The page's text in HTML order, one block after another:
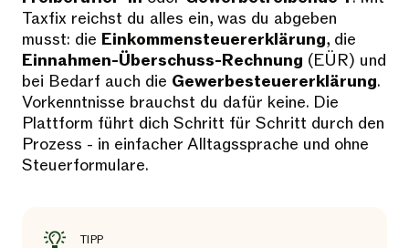
Taxfix reichst du alles ein, was du abgeben
musst: die Einkommensteuererklärung, die
Einnahmen-Überschuss-Rechnung (EÜR) und
bei Bedarf auch die Gewerbesteuererklärung.
Vorkenntnisse brauchst du dafür keine. Die
Plattform führt dich Schritt für Schritt durch den
Prozess - in einfacher Alltagssprache und ohne
Steuerformulare.
TIPP